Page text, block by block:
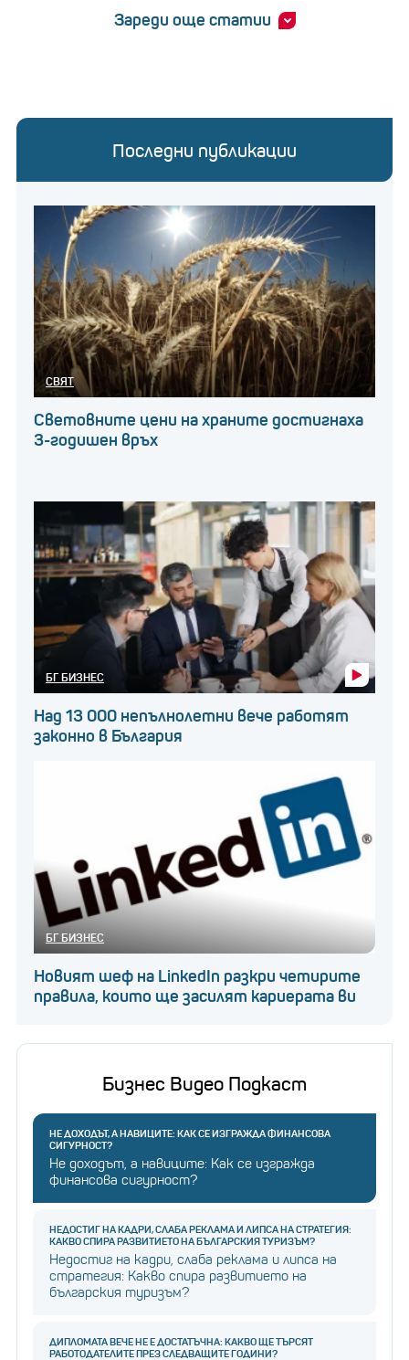
Зареди още статии
Последни публикации
СВЯТ
Световните цени на храните достигнаха
3-годишен връх
БГ БИЗНЕС
Над 13 000 непълнолетни вече работят
законно в България
БГ БИЗНЕС
Новият шеф на LinkedIn разкри четирите
правила, които ще засилят кариерата ви
Бизнес Видео Подкаст
НЕ ДОХОДЪТ, А НАВИЦИТЕ: КАК СЕ ИЗГРАЖДА ФИНАНСОВА
СИГУРНОСТ?
Не доходът, а навиците: Как се изгражда
финансова сигурност?
НЕДОСТИГ НА КАДРИ, СЛАБА РЕКЛАМА И ЛИПСА НА СТРАТЕГИЯ:
КАКВО СПИРА РАЗВИТИЕТО НА БЪЛГАРСКИЯ ТУРИЗЪМ?
Недостиг на кадри, слаба реклама и липса на
стратегия: Какво спира развитието на
българския туризъм?
ДИПЛОМАТА ВЕЧЕ НЕ Е ДОСТАТЪЧНА: КАКВО ЩЕ ТЪРСЯТ
РАБОТОДАТЕЛИТЕ ПРЕЗ СЛЕДВАЩИТЕ ГОДИНИ?